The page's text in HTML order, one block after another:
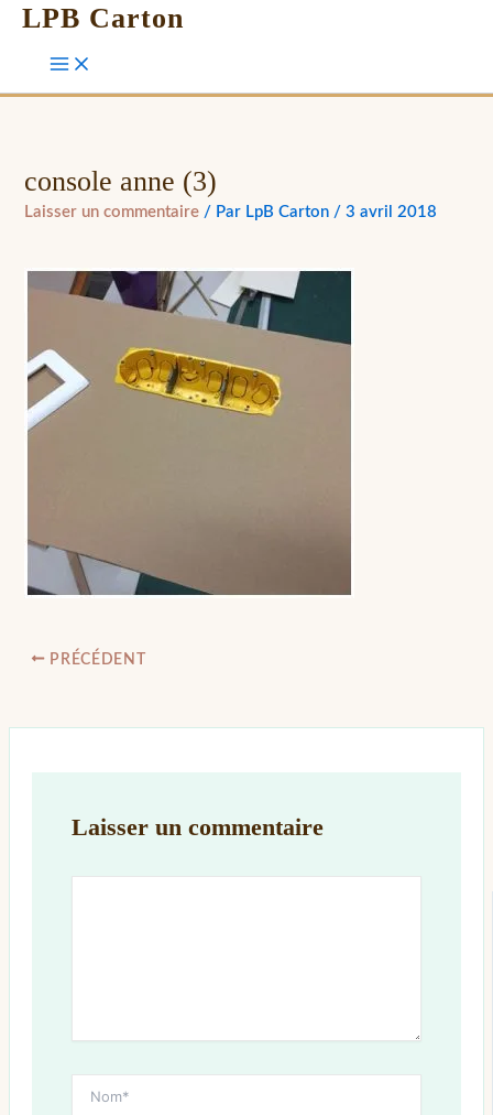
LPB Carton
console anne (3)
Laisser un commentaire / Par LpB Carton /3 avril 2018
PRÉCÉDENT
Laisser un commentaire